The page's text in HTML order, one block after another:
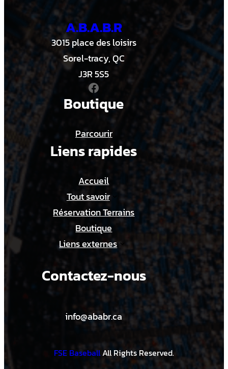
19:30
20:00
21:00
21:30
A.B.A.B.R
3015 place des loisirs
Sorel-tracy, QC
J3R 5S5
Facebook
Boutique
Parcourir
Liens rapides
Accueil
Tout savoir
Réservation Terrains
Boutique
Liens externes
Contactez-nous
info@ababr.ca
FSE BaseballAll Rights Reserved.